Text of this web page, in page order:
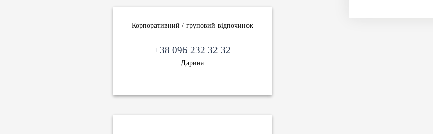
Корпоративний / груповий відпочинок
+38 096 232 32 32
Дарина